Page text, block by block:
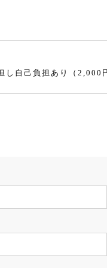
自己負担あり（2,000